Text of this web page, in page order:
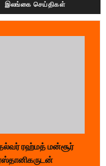
இலங்கை செய்திகள்
ரஹ்மத் மன்சூர்